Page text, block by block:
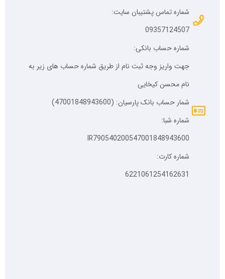
شماره تماس پشتیبان سایت:
09357124507
شماره حساب بانکی:
جهت واریز وجه ثبت نام از طریق شماره حساب های زیر به
نام محسن کیخایی
شمار حساب بانک پارسیان: (47001848943600)
شماره شبا:
IR790540200547001848943600
شماره کارت:
6221061254162631